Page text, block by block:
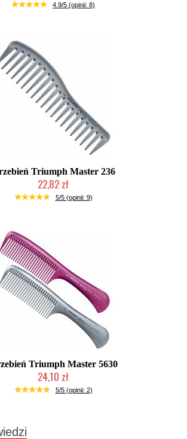
Duża ilość (wysyłka w 24h)
4.9/5 (opinii: 8)
Triumph Master 236
22,82 zł
Duża ilość (wysyłka w 24h)
5/5 (opinii: 9)
Triumph Master 5630
24,10 zł
Duża ilość (wysyłka w 24h)
5/5 (opinii: 2)